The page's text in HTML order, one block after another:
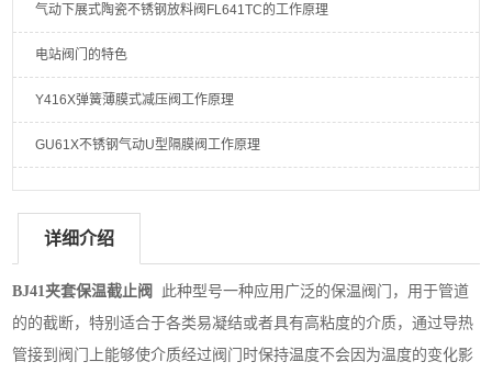
气动下展式陶瓷不锈钢放料阀FL641TC的工作原理
电站阀门的特色
Y416X弹簧薄膜式减压阀工作原理
GU61X不锈钢气动U型隔膜阀工作原理
详细介绍
BJ41夹套保温截止阀
此种型号一种应用广泛的保温阀门，用于管道
的的截断，特别适合于各类易凝结或者具有高粘度的介质，通过导热
管接到阀门上能够使介质经过阀门时保持温度不会因为温度的变化影